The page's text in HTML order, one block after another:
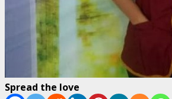
Spread the love